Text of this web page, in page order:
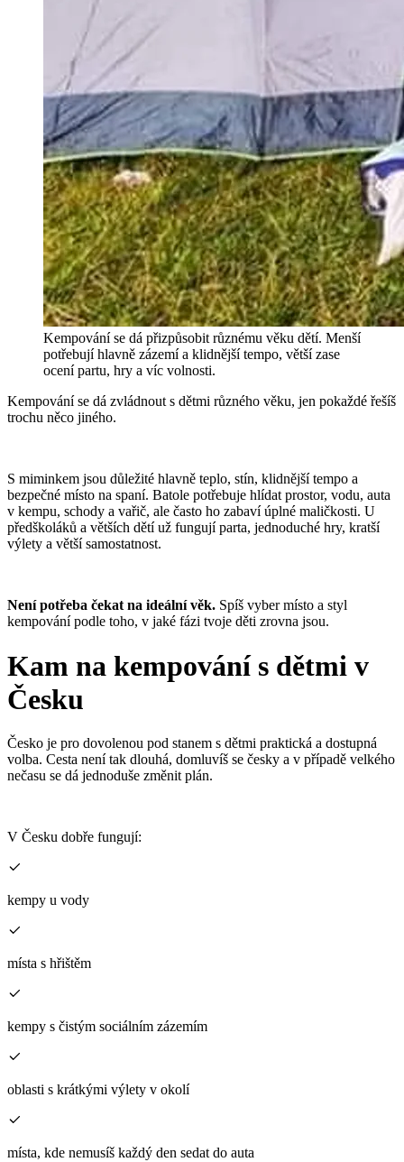
Kempování se dá přizpůsobit různému věku dětí. Menší
potřebují hlavně zázemí a klidnější tempo, větší zase
ocení partu, hry a víc volnosti.
Kempování se dá zvládnout s dětmi různého věku, jen pokaždé řešíš
trochu něco jiného.
S miminkem jsou důležité hlavně teplo, stín, klidnější tempo a
bezpečné místo na spaní. Batole potřebuje hlídat prostor, vodu, auta
v kempu, schody a vařič, ale často ho zabaví úplné maličkosti. U
předškoláků a větších dětí už fungují parta, jednoduché hry, kratší
výlety a větší samostatnost.
Není potřeba čekat na ideální věk. Spíš vyber místo a styl
kempování podle toho, v jaké fázi tvoje děti zrovna jsou.
Kam na kempování s dětmi v
Česku
Česko je pro dovolenou pod stanem s dětmi praktická a dostupná
volba. Cesta není tak dlouhá, domluvíš se česky a v případě velkého
nečasu se dá jednoduše změnit plán.
V Česku dobře fungují:
kempy u vody
místa s hřištěm
kempy s čistým sociálním zázemím
oblasti s krátkými výlety v okolí
místa, kde nemusíš každý den sedat do auta